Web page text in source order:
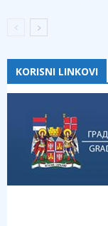
KORISNI LINKOVI